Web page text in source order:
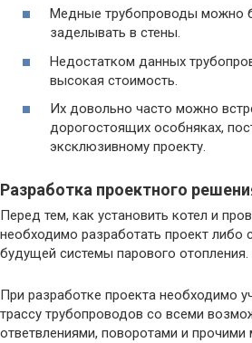
Медные трубопроводы можно
заделывать в стены.
Недостатком данных
высокая стоимость.
Их довольно часто можно
дорогостоящих особняках,
эксклюзивному проекту.
Разработка проектного
Перед тем, как установить котел и
необходимо разработать проект либо
будущей системы парового отопления.
При разработке проекта необходимо
трассу трубопроводов со всеми
ответвлениями, поворотами и прочими